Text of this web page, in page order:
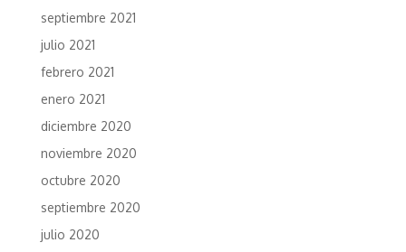
septiembre 2021
julio 2021
febrero 2021
enero 2021
diciembre 2020
noviembre 2020
octubre 2020
septiembre 2020
julio 2020